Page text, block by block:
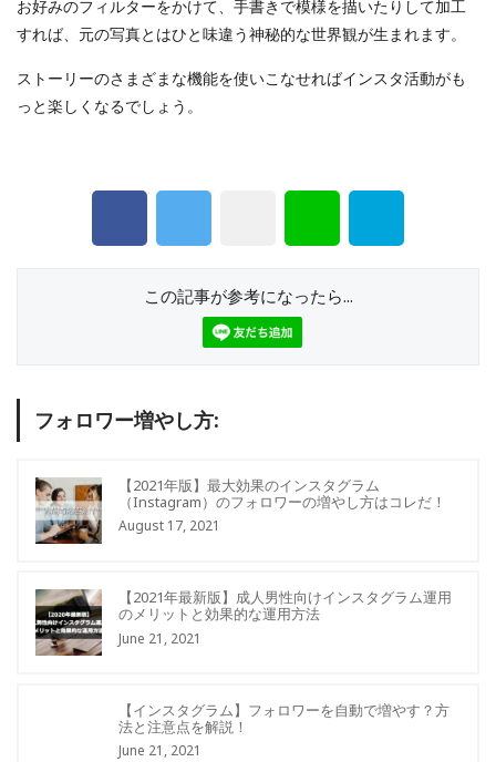
お好みのフィルターをかけて、手書きで模様を描いたりして加工
すれば、元の写真とはひと味違う神秘的な世界観が生まれます。
ストーリーのさまざまな機能を使いこなせればインスタ活動がも
っと楽しくなるでしょう。
この記事が参考になったら...
フォロワー増やし方:
【2021年版】最大効果のインスタグラム
（Instagram）のフォロワーの増やし方はコレだ！
August 17, 2021
【2021年最新版】成人男性向けインスタグラム運用
のメリットと効果的な運用方法
June 21, 2021
【インスタグラム】フォロワーを自動で増やす？方
法と注意点を解説！
June 21, 2021